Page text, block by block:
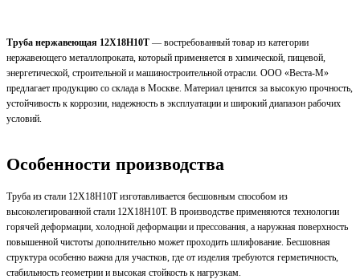
Труба нержавеющая 12Х18Н10Т — востребованный товар из категории
нержавеющего металлопроката, который применяется в химической, пищевой,
энергетической, строительной и машиностроительной отрасли. OOO «Веста-М»
предлагает продукцию со склада в Москве. Материал ценится за высокую прочность,
устойчивость к коррозии, надежность в эксплуатации и широкий диапазон рабочих
условий.
Особенности производства
Труба из стали 12Х18Н10Т изготавливается бесшовным способом из
высоколегированной стали 12Х18Н10Т. В производстве применяются технологии
горячей деформации, холодной деформации и прессования, а наружная поверхность
повышенной чистоты дополнительно может проходить шлифование. Бесшовная
структура особенно важна для участков, где от изделия требуются герметичность,
стабильность геометрии и высокая стойкость к нагрузкам.